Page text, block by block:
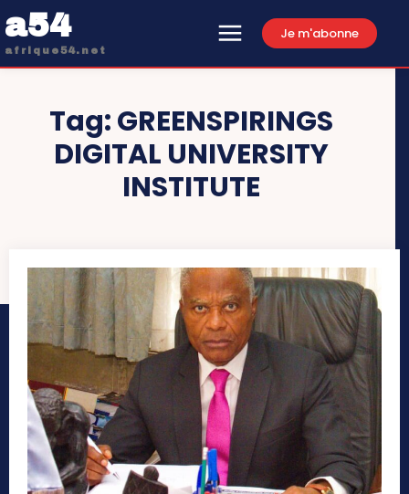
a54
afrique54.net
Je m'abonne
Tag:GREENSPIRINGS
DIGITAL UNIVERSITY
INSTITUTE